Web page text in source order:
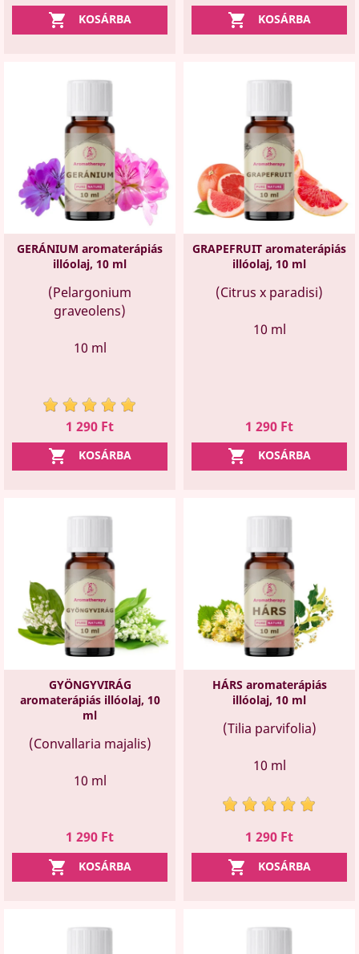
 KOSÁRBA  KOSÁRBA
GERÁNIUM aromaterápiás
illóolaj, 10 ml
(Pelargonium
graveolens)
10 ml
Ár
1 290 Ft
 KOSÁRBA
GRAPEFRUIT aromaterápiás
illóolaj, 10 ml
(Citrus x paradisi)
10 ml
Ár
1 290 Ft
 KOSÁRBA
GYÖNGYVIRÁG
aromaterápiás illóolaj, 10
ml
(Convallaria majalis)
10 ml
Ár
1 290 Ft
 KOSÁRBA
HÁRS aromaterápiás
illóolaj, 10 ml
(Tilia parvifolia)
10 ml
Ár
1 290 Ft
 KOSÁRBA